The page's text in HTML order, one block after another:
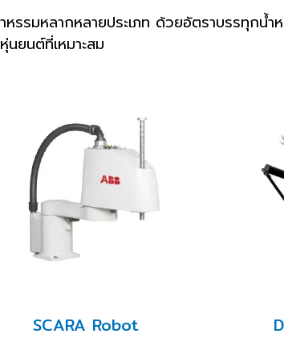
รรมหลากหลายประเภท ด้วยอัตราบรรทุกน้
ยนต์ที่เหมาะสม
SCARA Robot